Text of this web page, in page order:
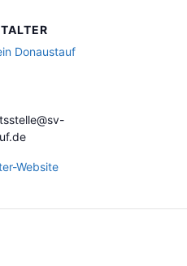
Donaustauf
Website